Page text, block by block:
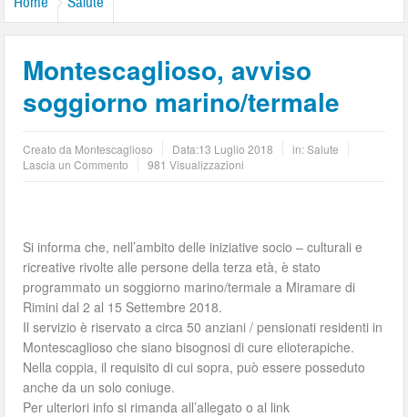
Montescaglioso, avviso
soggiorno marino/termale
Creato da Montescaglioso Data:13 Luglio 2018 in:Salute
Lascia un Commento
981 Visualizzazioni
Si informa che, nell’ambito delle iniziative socio – culturali e
ricreative rivolte alle persone della terza età, è stato
programmato un soggiorno marino/termale a Miramare di
Rimini dal 2 al 15 Settembre 2018.
Il servizio è riservato a circa 50 anziani / pensionati residenti in
Montescaglioso che siano bisognosi di cure elioterapiche.
Nella coppia, il requisito di cui sopra, può essere posseduto
anche da un solo coniuge.
Per ulteriori info si rimanda all’allegato o al link